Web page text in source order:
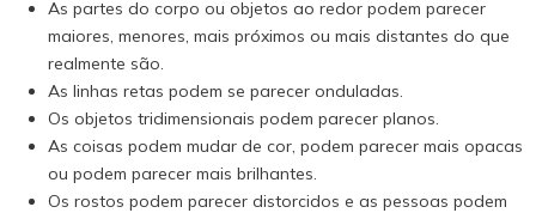
As partes do corpo ou objetos ao redor podem parecer
maiores, menores, mais próximos ou mais distantes do que
realmente são.
As linhas retas podem se parecer onduladas.
Os objetos tridimensionais podem parecer planos.
As coisas podem mudar de cor, podem parecer mais opacas
ou podem parecer mais brilhantes.
Os rostos podem parecer distorcidos e as pessoas podem